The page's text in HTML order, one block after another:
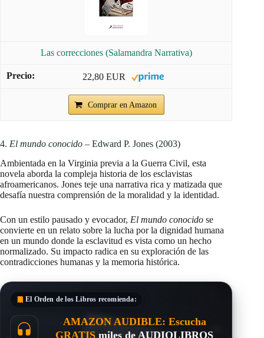
Las correcciones (Salamandra Narrativa)
22,80 EUR
Comprar en Amazon
4. El mundo conocido – Edward P. Jones (2003)
Ambientada en la Virginia previa a la Guerra Civil, esta
novela aborda la compleja historia de los esclavistas
afroamericanos. Jones teje una narrativa rica y matizada que
desafía nuestra comprensión de la moralidad y la identidad.
Con un estilo pausado y evocador, El mundo conocido se
convierte en un relato sobre la lucha por la dignidad humana
en un mundo donde la esclavitud es vista como un hecho
normalizado. Su impacto radica en su exploración de las
contradicciones humanas y la memoria histórica.
El Orden de los Libros recomienda:
AMAZON AUDIBLE: Escucha
GRATIS miles de AUDIOLIBROS